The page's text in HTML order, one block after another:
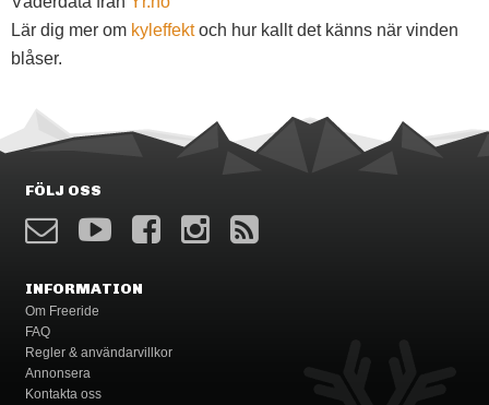
Lär dig mer om kyleffektoch hur kallt det känns när vinden
blåser.
FÖLJ OSS
INFORMATION
Om Freeride
FAQ
Regler & användarvillkor
Annonsera
Kontakta oss